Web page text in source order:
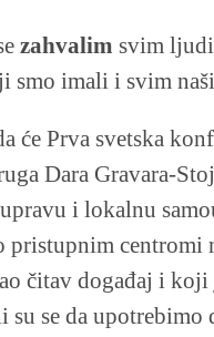
zahvalim svim
smo imali i svim
će Prva svetska
Dara Gravara-
i lokalnu
centromi
čitav događaj i koji
su se da upotrebimo